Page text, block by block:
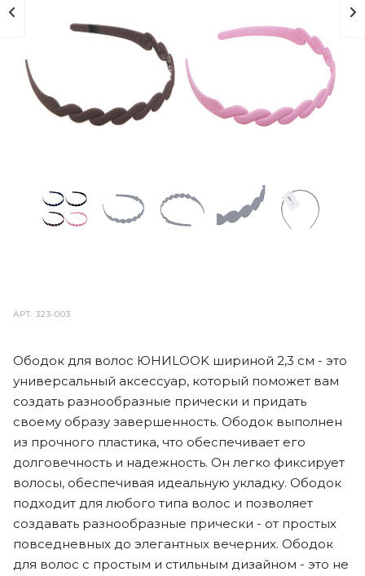
АРТ.323-003
Ободок для волос ЮНИLOOK шириной 2,3 см - это
универсальный аксессуар, который поможет вам
создать разнообразные прически и придать
своему образу завершенность. Ободок выполнен
из прочного пластика, что обеспечивает его
долговечность и надежность. Он легко фиксирует
волосы, обеспечивая идеальную укладку. Ободок
подходит для любого типа волос и позволяет
создавать разнообразные прически - от простых
повседневных до элегантных вечерних. Ободок
для волос с простым и стильным дизайном - это не